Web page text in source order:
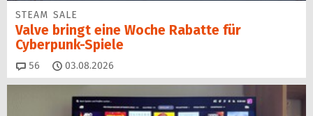
STEAM SALE
Valve bringt eine Woche Rabatte für
Cyberpunk-Spiele
56 Kommentare
03.08.2026